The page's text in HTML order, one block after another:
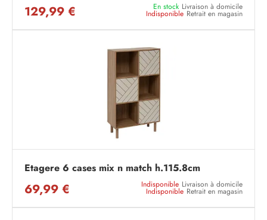
129,99 € En stock Livraison à domicile
Indisponible Retrait en magasin
Etagere 6 cases mix n match h.115.8cm
69,99 € Indisponible Livraison à domicile
Indisponible Retrait en magasin